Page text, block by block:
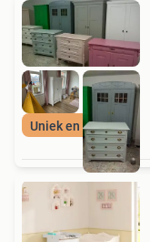
Uniek en duurzaam!